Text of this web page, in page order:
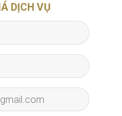
DỊCH VỤ